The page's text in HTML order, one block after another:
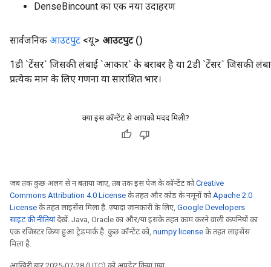
DenseBincount का एक नया उदाहरण
सार्वजनिक आउटपुट <यू> आउटपुट ()
1डी `टेंसर` जिसकी लंबाई `आकार` के बराबर है या 2डी `टेंसर` जिसकी
प्रत्येक मान के लिए गणना या सारांशित भार।
क्या इस कॉन्टेंट से आपको मदद मिली?
जब तक कुछ अलग से न बताया जाए, तब तक इस पेज के कॉन्टेंट कोCreative
Commons Attribution 4.0 License के तहत और कोड के नमूनों कोApache 2.0
License के तहत लाइसेंस मिला है. ज़्यादा जानकारी के लिए, Google Developers
साइट की नीतियांदेखें. Java, Oracle का और/या इसके तहत काम करने वाली कंपनियों का
एक रजिस्टर किया हुआ ट्रेडमार्क है. कुछ कॉन्टेंट को, numpy license के तहत लाइसेंस
मिला है.